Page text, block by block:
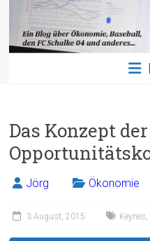
Das Konzept der
Jörg Ökonomie
3 August, 2015 Keynes,